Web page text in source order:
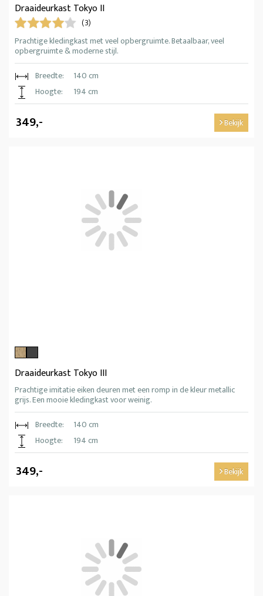
Draaideurkast Tokyo II
(3)
Prachtige kledingkast met veel opbergruimte. Betaalbaar, veel
opbergruimte & moderne stijl.
Breedte:
140 cm
Hoogte:
194 cm
349,- Bekijk
Draaideurkast Tokyo III
Prachtige imitatie eiken deuren met een romp in de kleur metallic
grijs. Een mooie kledingkast voor weinig.
Breedte:
140 cm
Hoogte:
194 cm
349,- Bekijk